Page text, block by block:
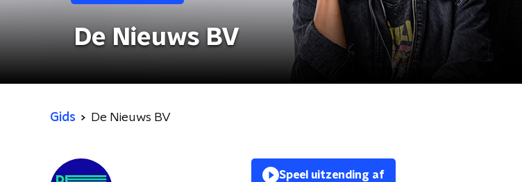
De Nieuws BV
Gids De Nieuws BV
Speel uitzending af